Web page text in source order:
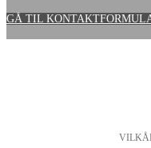
GÅ TIL